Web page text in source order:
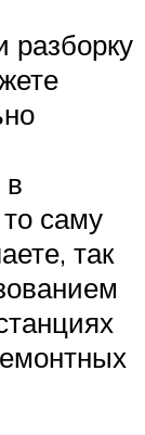
разборку
в
саму
так